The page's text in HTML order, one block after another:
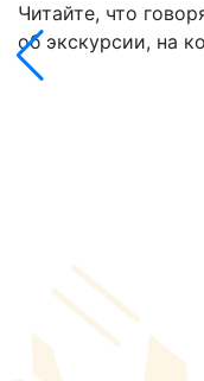
Читайте, что
об экскурсии, на